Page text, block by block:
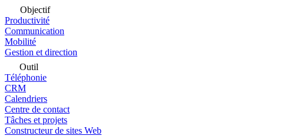
Objectif
Productivité
Communication
Mobilité
Gestion et direction
Outil
Téléphonie
CRM
Calendriers
Centre de contact
Tâches et projets
Constructeur de sites Web